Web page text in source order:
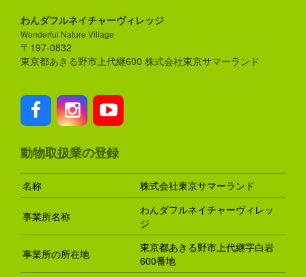
わんダフルネイチャーヴィレッジ
Wonderful Nature Village
〒197-0832
東京都あきる野市上代継600 株式会社東京サマーランド
動物取扱業の登録
名称 株式会社東京サマーランド
事業所名称
わんダフルネイチャーヴィレッ
ジ
事業所の所在地
東京都あきる野市上代継字白岩
600番地